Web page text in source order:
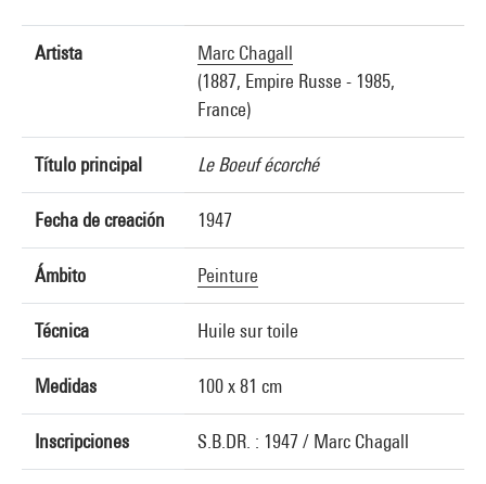
Artista
Marc Chagall
(1887, Empire Russe - 1985,
France)
Título principal Le Boeuf écorché
Fecha de creación 1947
Ámbito Peinture
Técnica Huile sur toile
Medidas 100 x 81 cm
Inscripciones S.B.DR. : 1947 / Marc Chagall